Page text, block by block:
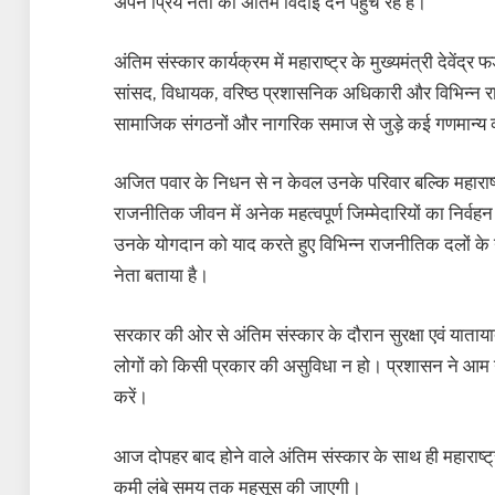
अंतिम संस्कार कार्यक्रम में महाराष्ट्र के मुख्यमंत्री देवेंद्र
सांसद, विधायक, वरिष्ठ प्रशासनिक अधिकारी और
सामाजिक संगठनों और नागरिक समाज से जुड़े कई गणमान्य
अजित पवार के निधन से न केवल उनके परिवार बल्कि
राजनीतिक जीवन में अनेक महत्वपूर्ण जिम्मेदारियों का
उनके योगदान को याद करते हुए विभिन्न राजनीतिक दलों
नेता बताया है।
सरकार की ओर से अंतिम संस्कार के दौरान सुरक्षा एवं
लोगों को किसी प्रकार की असुविधा न हो। प्रशासन ने आम
करें।
आज दोपहर बाद होने वाले अंतिम संस्कार के साथ ही
कमी लंबे समय तक महसूस की जाएगी।